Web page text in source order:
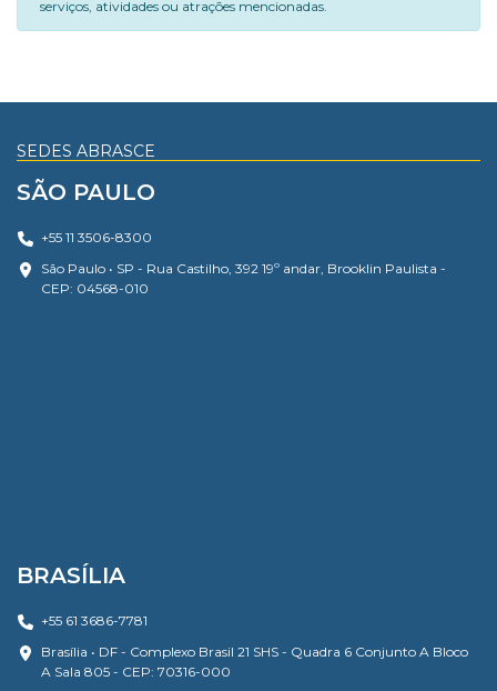
serviços, atividades ou atrações mencionadas.
SEDES ABRASCE
SÃO PAULO
+55 11 3506-8300
São Paulo • SP - Rua Castilho, 392 19º andar, Brooklin Paulista -
CEP: 04568-010
BRASÍLIA
+55 61 3686-7781
Brasília • DF - Complexo Brasil 21 SHS - Quadra 6 Conjunto A Bloco
A Sala 805 - CEP: 70316-000